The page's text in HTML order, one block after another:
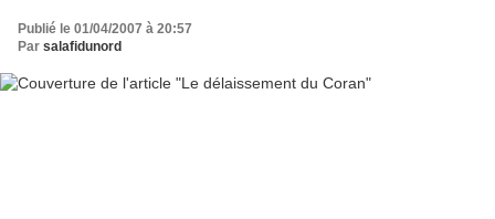
Publié le 01/04/2007 à 20:57
Par salafidunord